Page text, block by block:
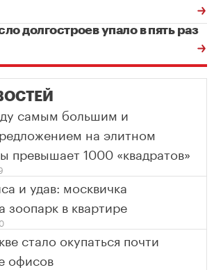
долгостроев упало в пять раз
самым большим и
на элитном
превышает 1000 «квадратов»
и удав: москвичка
зоопарк в квартире
стало окупаться почти
офисов